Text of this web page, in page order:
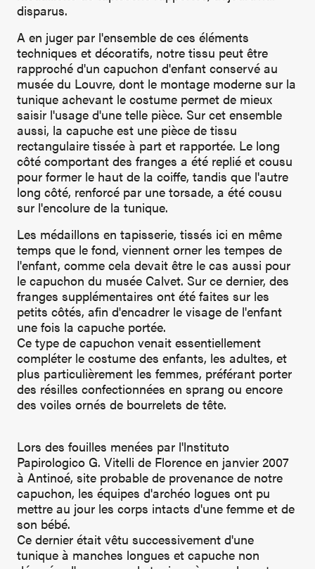
disparus.
A en juger par l'ensemble de ces éléments
techniques et décoratifs, notre tissu peut être
rapproché d'un capuchon d'enfant conservé au
musée du Louvre, dont le montage moderne sur la
tunique achevant le costume permet de mieux
saisir l'usage d'une telle pièce. Sur cet ensemble
aussi, la capuche est une pièce de tissu
rectangulaire tissée à part et rapportée. Le long
côté comportant des franges a été replié et cousu
pour former le haut de la coiffe, tandis que l'autre
long côté, renforcé par une torsade, a été cousu
sur l'encolure de la tunique.
Les médaillons en tapisserie, tissés ici en même
temps que le fond, viennent orner les tempes de
l'enfant, comme cela devait être le cas aussi pour
le capuchon du musée Calvet. Sur ce dernier, des
franges supplémentaires ont été faites sur les
petits côtés, afin d'encadrer le visage de l'enfant
une fois la capuche portée.
Ce type de capuchon venait essentiellement
compléter le costume des enfants, les adultes, et
plus particulièrement les femmes, préférant porter
des résilles confectionnées en sprang ou encore
des voiles ornés de bourrelets de tête.
Lors des fouilles menées par l'lnstituto
Papirologico G. Vitelli de Florence en janvier 2007
à Antinoé, site probable de provenance de notre
capuchon, les équipes d'archéo logues ont pu
mettre au jour les corps intacts d'une femme et de
son bébé.
Ce dernier était vêtu successivement d'une
tunique à manches longues et capuche non